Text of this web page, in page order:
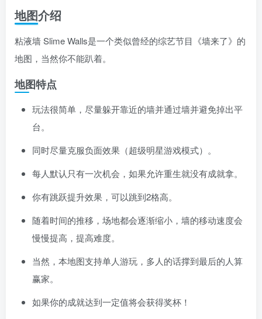
地图介绍
粘液墙 Slime Walls是一个类似曾经的综艺节目《墙来了》的
地图，当然你不能趴着。
地图特点
玩法很简单，尽量躲开靠近的墙并通过墙并避免掉出平
台。
同时尽量克服负面效果（超级明星游戏模式）。
每人默认只有一次机会，如果允许重生就没有成就拿。
你有跳跃提升效果，可以跳到2格高。
随着时间的推移，场地都会逐渐缩小，墙的移动速度会
慢慢提高，提高难度。
当然，本地图支持单人游玩，多人的话撑到最后的人算
赢家。
如果你的成就达到一定值将会获得奖杯！